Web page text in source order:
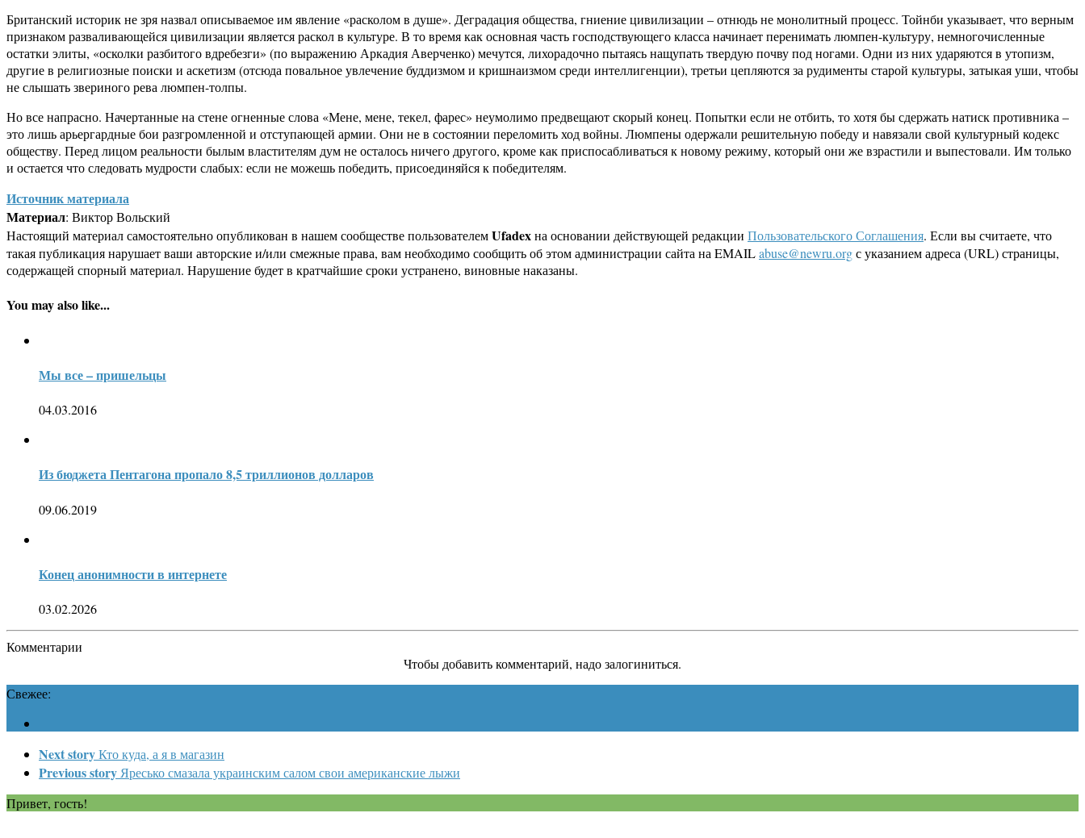
Британский историк не зря назвал описываемое им явление «расколом в душе». Деградация общества, гниение цивилизации – отнюдь не монолитный процесс. Тойнби указывает, что верным
признаком разваливающейся цивилизации является раскол в культуре. В то время как основная часть господствующего класса начинает перенимать люмпен-культуру, немногочисленные
остатки элиты, «осколки разбитого вдребезги» (по выражению Аркадия Аверченко) мечутся, лихорадочно пытаясь нащупать твердую почву под ногами. Одни из них ударяются в утопизм,
другие в религиозные поиски и аскетизм (отсюда повальное увлечение буддизмом и кришнаизмом среди интеллигенции), третьи цепляются за рудименты старой культуры, затыкая уши, чтобы
не слышать звериного рева люмпен-толпы.
Но все напрасно. Начертанные на стене огненные слова «Мене, мене, текел, фарес» неумолимо предвещают скорый конец. Попытки если не отбить, то хотя бы сдержать натиск противника –
это лишь арьергардные бои разгромленной и отступающей армии. Они не в состоянии переломить ход войны. Люмпены одержали решительную победу и навязали свой культурный кодекс
обществу. Перед лицом реальности былым властителям дум не осталось ничего другого, кроме как приспосабливаться к новому режиму, который они же взрастили и выпестовали. Им только
и остается что следовать мудрости слабых: если не можешь победить, присоединяйся к победителям.
Источник материала
Материал: Виктор Вольский
Настоящий материал самостоятельно опубликован в нашем сообществе пользователемUfadexна основании действующей редакции Пользовательского Соглашения. Если вы считаете, что
такая публикация нарушает ваши авторские и/или смежные права, вам необходимо сообщить об этом администрации сайта на EMAILabuse@newru.orgс указанием адреса (URL) страницы,
содержащей спорный материал. Нарушение будет в кратчайшие сроки устранено, виновные наказаны.
You may also like...
Мы все – пришельцы
04.03.2016
Из бюджета Пентагона пропало 8,5 триллионов долларов
09.06.2019
Конец анонимности в интернете
03.02.2026
Комментарии
Чтобы добавить комментарий, надо залогиниться.
Свежее:
Next storyКто куда, а я в магазин
Previous story Яресько смазала украинским салом свои американские лыжи
Привет, гость!